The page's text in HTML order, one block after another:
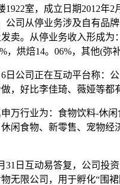
1922室，成立日期2012年2
公司从停业务涉及自有品
卖。从停业务收入形成为
，烘焙14。06%，其他(弥补
公司正在互动平台称：公
，好比李佳琦、薇娅等都
行业为：食物饮料-休闲
闲食物、新零售、宠物经
日互动易答复，公司投
无限公司，用于孵化“围